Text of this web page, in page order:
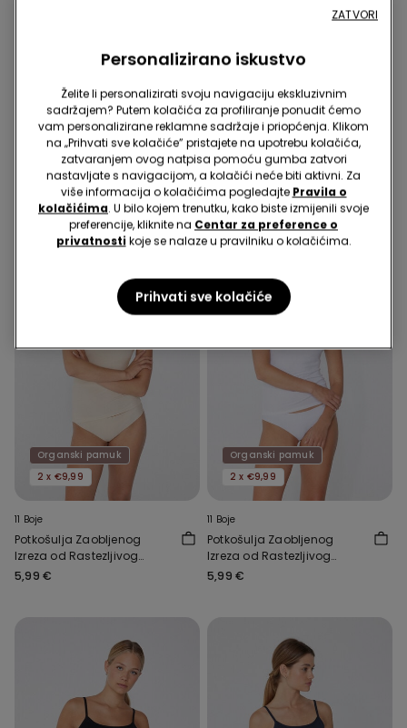
Organski pamuk
4 Boje
Potkošulja od Organskog
Pamuka sa Širokim
Naramenicama i
Zaobljenim Izrezom
7,99 €
Organski pamuk
11 Boje
Potkošulja Zaobljenog
Izreza od Rastezljivog
Organskog Pamuka
5,99 €
Organski pamuk
2 x €9,99
11 Boje
Potkošulja Zaobljenog
Izreza od Rastezljivog
Organskog Pamuka
5,99 €
Organski pamuk
2 x €9,99
11 Boje
Potkošulja Zaobljenog
Izreza od Rastezljivog
Organskog Pamuka
5,99 €
Personalizirano iskustvo
Želite li personalizirati svoju navigaciju ekskluzivnim
sadržajem? Putem kolačića za profiliranje ponudit ćemo
vam personalizirane reklamne sadržaje i priopćenja. Klikom
na „Prihvati sve kolačiće” pristajete na upotrebu kolačića,
zatvaranjem ovog natpisa pomoću gumba zatvori
nastavljate s navigacijom, a kolačići neće biti aktivni. Za
više informacija o kolačićima pogledajte Pravila o
kolačićima. U bilo kojem trenutku, kako biste izmijenili svoje
preferencije, kliknite na Centar za preference o
privatnosti koje se nalaze u pravilniku o kolačićima.
Prihvati sve kolačiće
ZATVORI